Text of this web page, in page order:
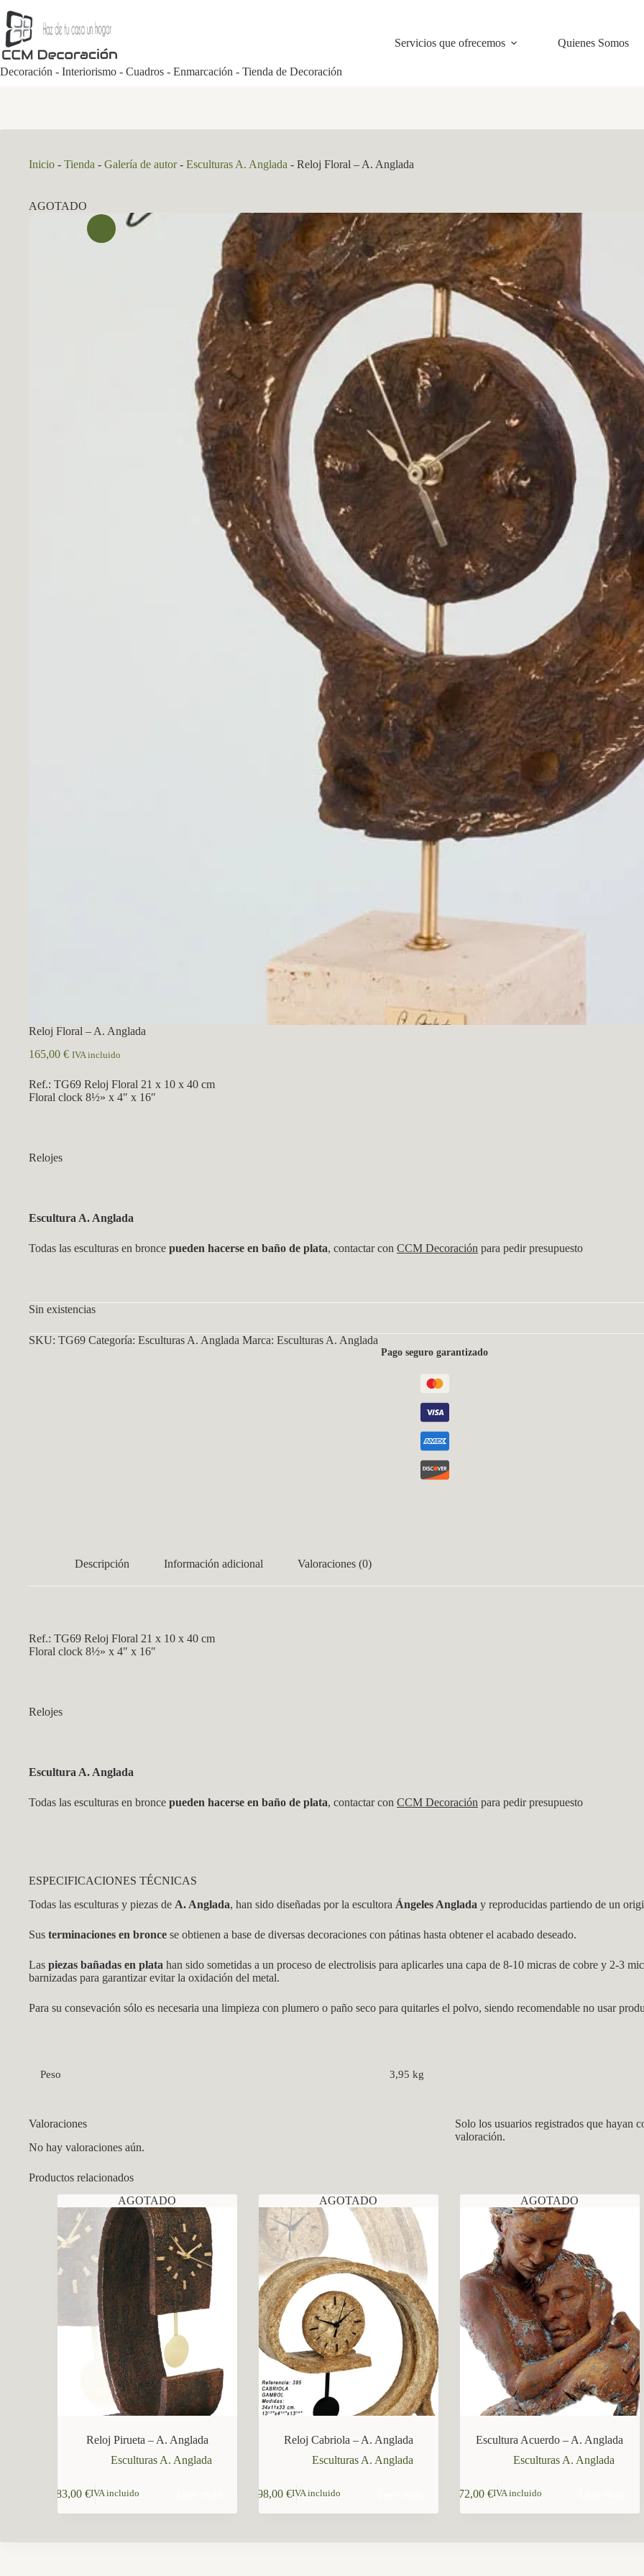
al
contenido
Decoración - Interiorismo - Cuadros - Enmarcación - Tienda de Decoración
Servicios que ofrecemos Quienes Somos
Inicio - Tienda - Galería de autor- Esculturas A. Anglada - Reloj Floral – A. Anglada
AGOTADO
Reloj Floral – A. Anglada
165,00 € IVA incluido
Ref.: TG69 Reloj Floral 21 x 10 x 40 cm
Floral clock 8½» x 4″ x 16″
Relojes
Escultura A. Anglada
Todas las esculturas en bronce pueden hacerse en baño de plata, contactar con CCM Decoración para pedir presupuesto
Sin existencias
SKU: TG69 Categoría: Esculturas A. Anglada Marca: Esculturas A. Anglada
Pago seguro garantizado
Descripción Información adicional Valoraciones (0)
Ref.: TG69 Reloj Floral 21 x 10 x 40 cm
Floral clock 8½» x 4″ x 16″
Relojes
Escultura A. Anglada
Todas las esculturas en bronce pueden hacerse en baño de plata, contactar con CCM Decoración para pedir presupuesto
ESPECIFICACIONES TÉCNICAS
Todas las esculturas y piezas de A. Anglada, han sido diseñadas por la escultora Ángeles Anglada y reproducidas partiendo de un
Sus terminaciones en bronce se obtienen a base de diversas decoraciones con pátinas hasta obtener el acabado deseado.
Las piezas bañadas en plata han sido sometidas a un proceso de electrolisis para aplicarles una capa de 8-10 micras de cobre y 2-3
barnizadas para garantizar evitar la oxidación del metal.
Para su consevación sólo es necesaria una limpieza con plumero o paño seco para quitarles el polvo, siendo recomendable no usar
Peso 3,95 kg
Valoraciones
No hay valoraciones aún.
Solo los usuarios registrados que hayan
valoración.
Productos relacionados
AGOTADO
Reloj Pirueta – A. Anglada
Esculturas A. Anglada
183,00€IVA incluido
AGOTADO
Reloj Cabriola – A. Anglada
Esculturas A. Anglada
198,00€IVA incluido
AGOTADO
Escultura Acuerdo – A. Anglada
Esculturas A. Anglada
172,00€IVA incluido
CCM Decoración
Asistente virtual · En línea